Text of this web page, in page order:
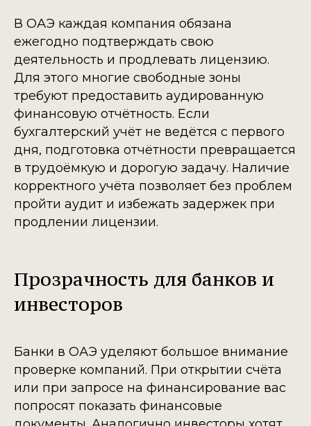
В ОАЭ каждая компания обязана
ежегодно подтверждать свою
деятельность и продлевать лицензию.
Для этого многие свободные зоны
требуют предоставить аудированную
финансовую отчётность. Если
бухгалтерский учёт не ведётся с первого
дня, подготовка отчётности превращается
в трудоёмкую и дорогую задачу. Наличие
корректного учёта позволяет без проблем
пройти аудит и избежать задержек при
продлении лицензии.
Прозрачность для банков и
инвесторов
Банки в ОАЭ уделяют большое внимание
проверке компаний. При открытии счёта
или при запросе на финансирование вас
попросят показать финансовые